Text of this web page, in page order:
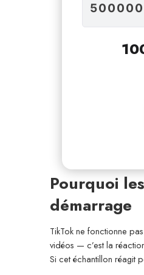
500000
Pourquoi
démarrage
TikTok ne fonctionne
vidéos — c’est la
Si cet échantillon réagit